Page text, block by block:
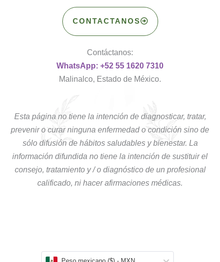
CONTACTANOS
Contáctanos:
WhatsApp: +52 55 1620 7310
Malinalco, Estado de México.
Esta página no tiene la intención de diagnosticar, tratar,
prevenir o curar ninguna enfermedad o condición sino de
sólo difusión de hábitos saludables y bienestar. La
información difundida no tiene la intención de sustituir el
consejo, tratamiento y / o diagnóstico de un profesional
calificado, ni hacer afirmaciones médicas.